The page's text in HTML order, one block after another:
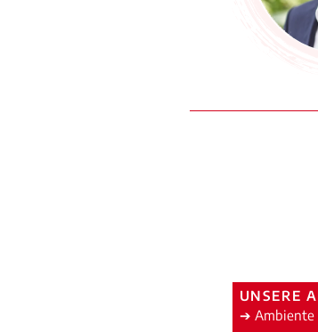
UNSERE
➔ Ambiente